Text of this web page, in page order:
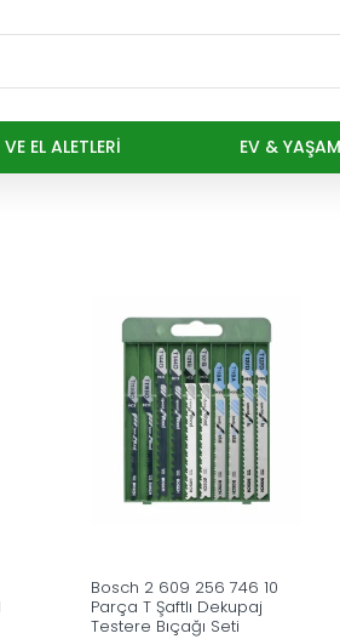
EL ALETLERI EV & YAŞAM
Bosch 2 609 256 746 10
Parça T Şaftlı Dekupaj
Testere Bıçağı Seti